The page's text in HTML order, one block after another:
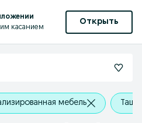
касанием
Открыть
мебель